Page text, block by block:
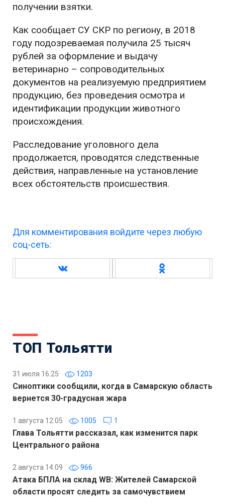
получении взятки.
Как сообщает СУ СКР по региону, в 2018
году подозреваемая получила 25 тысяч
рублей за оформление и выдачу
ветеринарно – сопроводительных
документов на реализуемую предприятием
продукцию, без проведения осмотра и
идентификации продукции животного
происхождения.
Расследование уголовного дела
продолжается, проводятся следственные
действия, направленные на установление
всех обстоятельств происшествия.
Для комментирования войдите через любую
соц-сеть:
ТОП Тольятти
31 июля 16:25 1203
Синоптики сообщили, когда в Самарскую область
вернется 30-градусная жара
1 августа 12:05 1005 1
Глава Тольятти рассказал, как изменится парк
Центрального района
2 августа 14:09 966
Атака БПЛА на склад WB: Жителей Самарской
области просят следить за самочувствием